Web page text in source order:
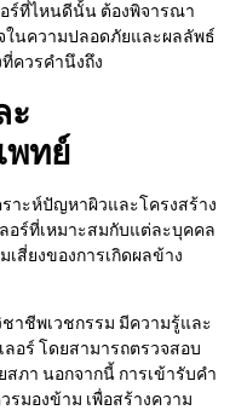
ร์ที่ไหนดีนั้น ต้องพิจารณา
ในความปลอดภัยและผลลัพธ์
ควรคำนึงถึง
ะ
ทย์
าะห์ปัญหาผิวและโครงสร้าง
ร์ที่เหมาะสมกับแต่ละบุคคล
สี่ยงของการเกิดผลข้าง
าชีพเวชกรรม มีความรู้และ
อร์ โดยสามารถตรวจสอบ
ภา นอกจากนี้ การเข้ารับคำ
รมองข้าม เพื่อสร้างความ